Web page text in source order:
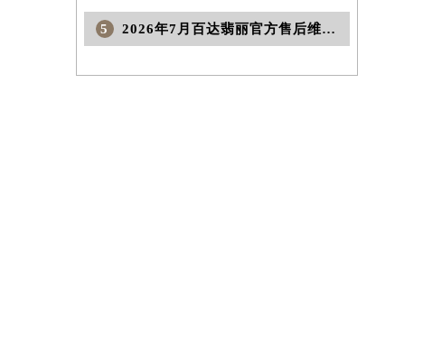
5 2026年7月百达翡丽官方售后维修中心及保养中心迁址与新增